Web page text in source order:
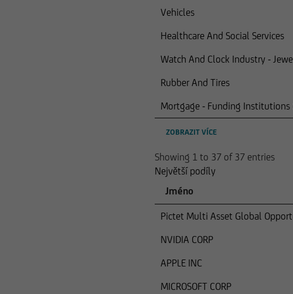
Vehicles
Healthcare And Social Services
Watch And Clock Industry -
Rubber And Tires
Mortgage - Funding Institutions
ZOBRAZIT VÍCE
Showing 1 to 37 of 37 entries
Největší podíly
Jméno
Pictet Multi Asset Global
NVIDIA CORP
APPLE INC
MICROSOFT CORP